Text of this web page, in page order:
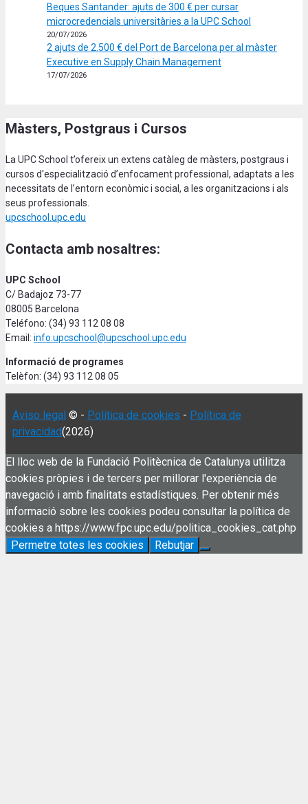
Beques Santander: ajuts de 300 € per cursar
microcredencials universitàries a la UPC School
20/07/2026
2 ajuts de 2.500 € del Port de Barcelona per al màster
Executive en Supply Chain Management
17/07/2026
Màsters, Postgraus i Cursos
La UPC School t’ofereix un extens catàleg de màsters, postgraus i
cursos d'especialització d’enfocament professional, adaptats a les
necessitats de l’entorn econòmic i social, a les organitzacions i als
seus professionals.
upcschool.upc.edu
Contacta amb nosaltres:
UPC School
C/ Badajoz 73-77
08005 Barcelona
Teléfono: (34) 93 112 08 08
Email: info.upcschool@upcschool.upc.edu
Informació de programes
Telèfon: (34) 93 112 08 05
Aviso legal © - Política de cookies - Política de
privacidad(2026)
El lloc web de la Fundació Politècnica de Catalunya utilitza
cookies pròpies i de tercers per millorar l'experiència de
navegació i amb finalitats estadístiques. Per obtenir més
informació sobre les cookies podeu consultar la política de
cookies a https://www.fpc.upc.edu/politica_cookies_cat.php
Permetre totes les cookies
Rebutjar